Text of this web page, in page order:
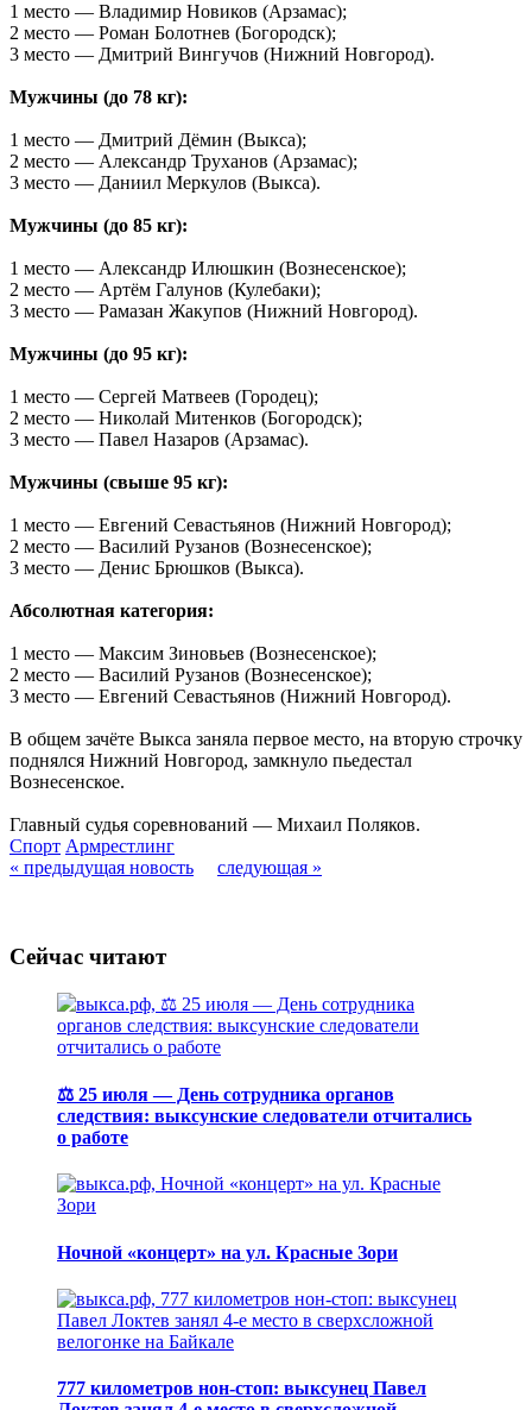
1 место — Владимир Новиков (Арзамас);
2 место — Роман Болотнев (Богородск);
3 место — Дмитрий Вингучов (Нижний Новгород).
Мужчины (до 78 кг):
1 место — Дмитрий Дёмин (Выкса);
2 место — Александр Труханов (Арзамас);
3 место — Даниил Меркулов (Выкса).
Мужчины (до 85 кг):
1 место — Александр Илюшкин (Вознесенское);
2 место — Артём Галунов (Кулебаки);
3 место — Рамазан Жакупов (Нижний Новгород).
Мужчины (до 95 кг):
1 место — Сергей Матвеев (Городец);
2 место — Николай Митенков (Богородск);
3 место — Павел Назаров (Арзамас).
Мужчины (свыше 95 кг):
1 место — Евгений Севастьянов (Нижний Новгород);
2 место — Василий Рузанов (Вознесенское);
3 место — Денис Брюшков (Выкса).
Абсолютная категория:
1 место — Максим Зиновьев (Вознесенское);
2 место — Василий Рузанов (Вознесенское);
3 место — Евгений Севастьянов (Нижний Новгород).
В общем зачёте Выкса заняла первое место, на вторую строчку
поднялся Нижний Новгород, замкнуло пьедестал
Вознесенское.
Главный судья соревнований — Михаил Поляков.
Спорт Армрестлинг
« предыдущая новость
следующая »
Сейчас читают
⚖️ 25 июля — День сотрудника органов
следствия: выксунские следователи отчитались
о работе
Ночной «концерт» на ул. Красные Зори
777 километров нон-стоп: выксунец Павел